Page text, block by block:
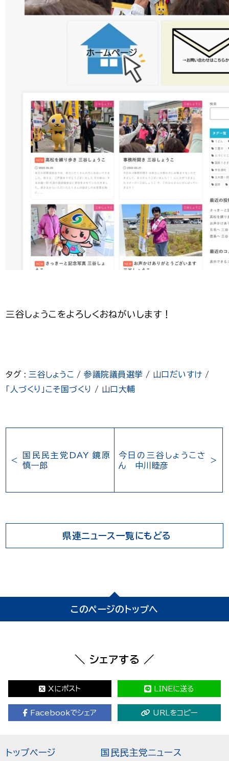
三谷しょうこをよろしくおねがいします！
タグ : 三谷しょうこ /参議院議員選挙 / 山口だいすけ /
「人づくり」こそ国づくり / 山口大輔
国民民主党DAY 鏡原
慎一郎
今日の三谷しょうこさ
ん 中川睦彦
県連ニュース一覧にもどる
このページのトップへ
＼ シェアする ／
Xにポスト LINEに送る
Facebookでシェア URLをコピー
トップページ
国民民主党ニュース